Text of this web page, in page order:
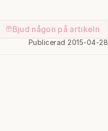
Bjud någon på artikeln
Publicerad 2015-04-28